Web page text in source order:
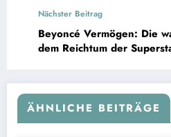
Nächster Beitrag
Beyoncé Vermögen: Die
dem Reichtum der
ÄHNLICHE BEITRÄGE